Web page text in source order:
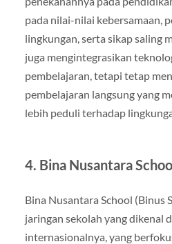
pada nilai-nilai kebersamaan,
lingkungan, serta sikap saling
juga mengintegrasikan
pembelajaran, tetapi tetap
pembelajaran langsung yang
lebih peduli terhadap
4. Bina Nusantara
Bina Nusantara School (Binus
jaringan sekolah yang dikenal
internasionalnya, yang